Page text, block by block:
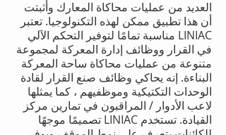
العديد من عمليات محاكاة المعارك وأثبتت
أن هذا تطبيق ممكن لهذه التكنولوجيا. تعتبر
LINIAC مناسبة تمامًا لتوفير التحكم الآلي
في القرار ووظائف إدارة المعركة لمجموعة
متنوعة من عمليات محاكاة ساحة المعركة
البناءة. إنه يحاكي وظائف صنع القرار لقادة
الوحدات التكتيكية وموظفيهم ، كما يمثلها
لاعب الأدوار / المراقبون في تمارين مركز
القيادة. تستخدم LINIAC تصميمًا موجهًا